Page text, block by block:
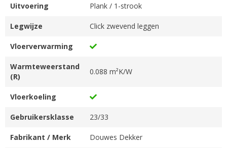
Uitvoering Plank / 1-strook
Legwijze Click zwevend leggen
Vloerverwarming
Warmteweerstand
(R)
0.088 m²K/W
Vloerkoeling
Gebruikersklasse 23/33
Fabrikant / Merk Douwes Dekker